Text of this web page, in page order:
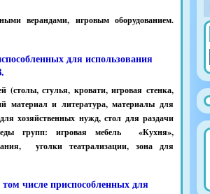
верандами, игровым оборудованием.
для использования
стулья, кровати, игровая стенка,
материал и литература, материалы для
хозяйственных нужд, стол для раздачи
групп: игровая мебель «Кухня»,
уголки театрализации, зона для
числе приспособленных для